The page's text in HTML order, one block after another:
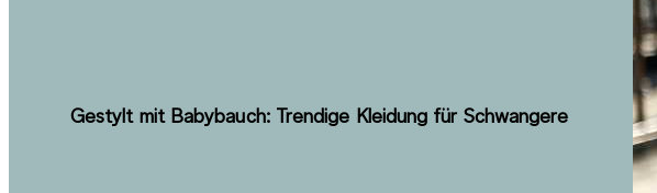
Gestylt mit Babybauch: Trendige Kleidung für Schwangere